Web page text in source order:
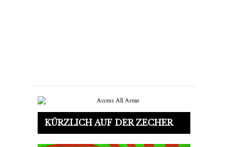
KÜRZLICH AUF DER ZECHER